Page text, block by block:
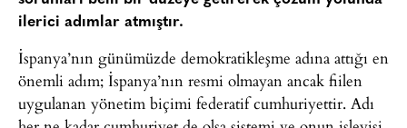
ilerici adımlar atmıştır.
İspanya’nın günümüzde demokratikleşme adına attığı en
önemli adım; İspanya’nın resmi olmayan ancak fiilen
uygulanan yönetim biçimi federatif cumhuriyettir. Adı